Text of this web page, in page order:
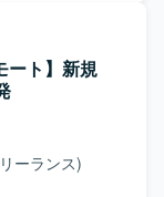
の ユーザマイ
ート】新規
ーランス)